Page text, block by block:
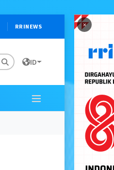
×
RRINEWS
ID